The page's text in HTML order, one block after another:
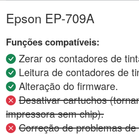
Epson EP-709A
Funções compatíveis:
Zerar os contadores de
Leitura de contadores de
Alteração do firmware.
Desativar cartuchos
impressora sem chip).
Correção de problemas